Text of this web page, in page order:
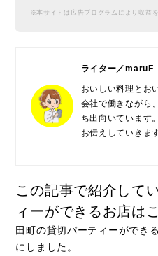
※本サイトは広告プログラムにより収益を
ライター／maruF
おいしい料理とお
会社で働きながら
ち出向いています
お伝えしていきま
この記事で紹介して
ィーができるお店は
田町の貸切パーティーができ
にしました。